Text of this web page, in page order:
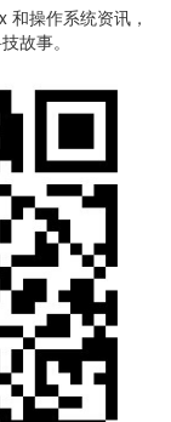
操作系统资讯，
故事。